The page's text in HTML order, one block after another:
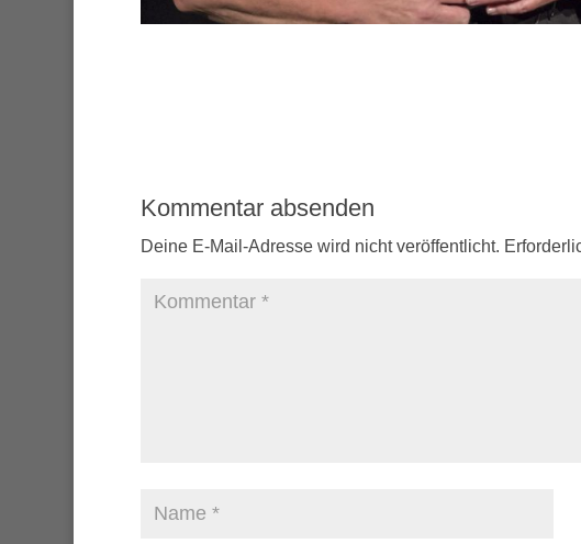
Kommentar absenden
Deine E-Mail-Adresse wird nicht veröffentlicht.